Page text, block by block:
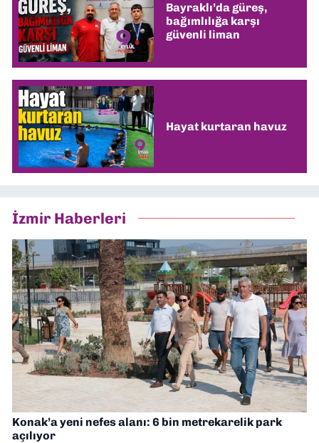
Bayraklı’da güreş,
bağımlılığa karşı
güvenli liman
Hayat kurtaran havuz
İzmir Haberleri
Konak’a yeni nefes alanı: 6 bin metrekarelik park
açılıyor